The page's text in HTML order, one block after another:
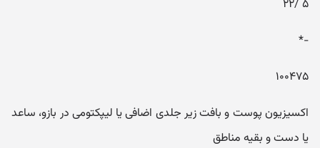
۵ /۲۲
-*
۱۰۰۴۷۵
اکسیزیون پوست و بافت زیر جلدی اضافی یا لیپکتومی در بازو، ساعد
یا دست و بقیه مناطق